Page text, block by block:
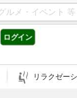
ログイン
リラクゼー